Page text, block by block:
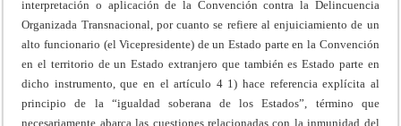
interpretación o aplicación de la Convención contra la Delincuencia
Organizada Transnacional, por cuanto se refiere al enjuiciamiento de un
alto funcionario (el Vicepresidente) de un Estado parte en la Convención
en el territorio de un Estado extranjero que también es Estado parte en
dicho instrumento, que en el artículo 4 1) hace referencia explícita al
principio de la “igualdad soberana de los Estados”, término que
necesariamente abarca las cuestiones relacionadas con la inmunidad del